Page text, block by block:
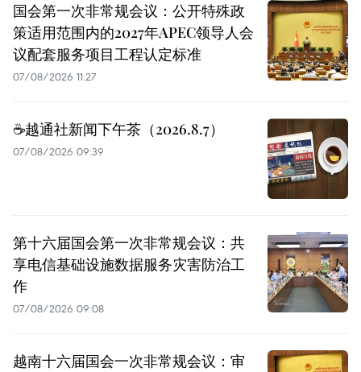
国会第一次非常规会议：公开特殊政
策适用范围内的2027年APEC领导人会
议配套服务项目工程认定标准
07/08/2026 11:27
☕️越通社新闻下午茶（2026.8.7）
07/08/2026 09:39
第十六届国会第一次非常规会议：共
享电信基础设施数据服务灾害防治工
作
07/08/2026 09:08
越南十六届国会一次非常规会议：审